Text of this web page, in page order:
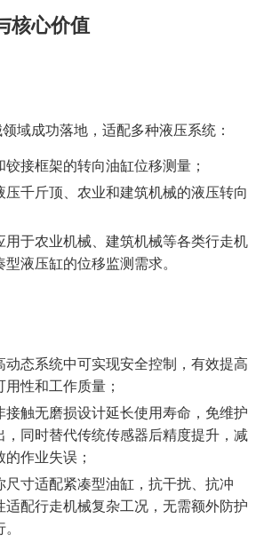
核心价值
域成功落地，适配多种液压系统：
接框架的转向油缸位移测量；
千斤顶、农业和建筑机械的液压转向
用于农业机械、建筑机械等各类行走机
液压缸的位移监测需求。
态系统中可实现安全控制，有效提高
性和工作质量；
触无磨损设计延长使用寿命，免维护
，同时替代传统传感器后精度提升，减
作业失误；
寸适配紧凑型油缸，抗干扰、抗冲
配行走机械复杂工况，无需额外防护